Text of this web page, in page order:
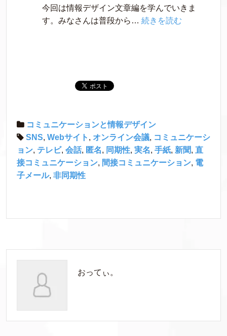
ョ
ン
今回は情報デザイン文章編を学んでいきま
す。みなさんは普段から… 続きを読む
ン
文
章
コミュニケーションと情報デザイン
SNS, Webサイト , オンライン会議, コミュニケーシ
ョン, テレビ, 会話, 匿名, 同期性, 実名, 手紙, 新聞, 直
接コミュニケーション, 間接コミュニケーション, 電
子メール, 非同期性
おってぃ。